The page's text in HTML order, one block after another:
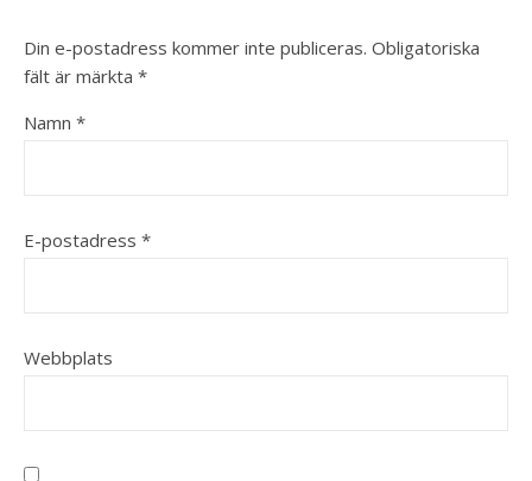
Din e-postadress kommer inte publiceras. Obligatoriska
fält är märkta *
Namn *
E-postadress *
Webbplats